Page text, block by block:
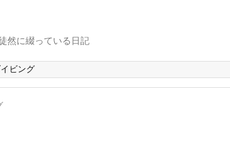
然に綴っている日記
ビング